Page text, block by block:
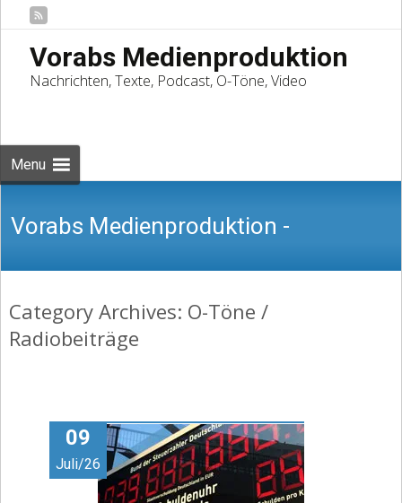
Vorabs Medienproduktion
Nachrichten, Texte, Podcast, O-Töne, Video
Menu
Vorabs Medienproduktion -
Nachrichten, Texte, Podcast, O-Töne,
Category Archives: O-Töne /
Radiobeiträge
09
Juli/26